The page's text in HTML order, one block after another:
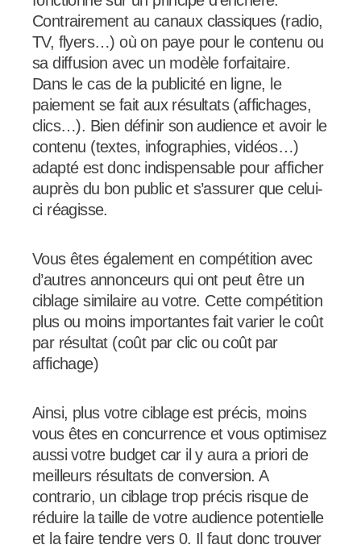
Contrairement au canaux classiques (radio,
TV, flyers…) où on paye pour le contenu ou
sa diffusion avec un modèle forfaitaire.
Dans le cas de la publicité en ligne, le
paiement se fait aux résultats (affichages,
clics…). Bien définir son audience et avoir le
contenu (textes, infographies, vidéos…)
adapté est donc indispensable pour afficher
auprès du bon public et s’assurer que celui-
ci réagisse.
Vous êtes également en compétition avec
d’autres annonceurs qui ont peut être un
ciblage similaire au votre. Cette compétition
plus ou moins importantes fait varier le coût
par résultat (coût par clic ou coût par
affichage)
Ainsi, plus votre ciblage est précis, moins
vous êtes en concurrence et vous optimisez
aussi votre budget car il y aura a priori de
meilleurs résultats de conversion. A
contrario, un ciblage trop précis risque de
réduire la taille de votre audience potentielle
et la faire tendre vers 0. Il faut donc trouver